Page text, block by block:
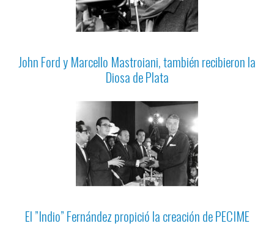
John Ford y Marcello Mastroiani, también recibieron la
Diosa de Plata
El ”Indio” Fernández propició la creación de PECIME